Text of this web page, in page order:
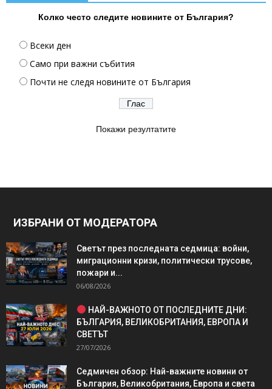
Колко често следите новините от България?
Всеки ден
Само при важни събития
Почти не следя новините от България
Покажи резултатите
ИЗБРАНИ ОТ МОДЕРАТОРА
Светът през последната седмица: войни,
миграционни кризи, политически трусове,
пожари и...
06/08/2026
НАЙ-ВАЖНОТО ОТ ПОСЛЕДНИТЕ ДНИ:
БЪЛГАРИЯ, ВЕЛИКОБРИТАНИЯ, ЕВРОПА И
СВЕТЪТ
27/07/2026
Седмичен обзор: Най-важните новини от
България, Великобритания, Европа и света